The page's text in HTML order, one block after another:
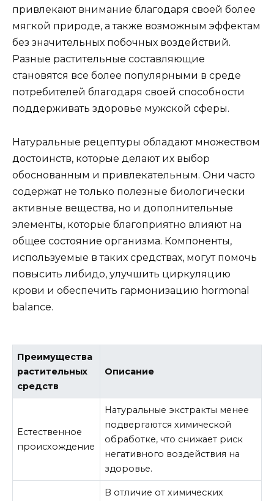
привлекают внимание благодаря своей более
мягкой природе, а также возможным эффектам
без значительных побочных воздействий.
Разные растительные составляющие
становятся все более популярными в среде
потребителей благодаря своей способности
поддерживать здоровье мужской сферы.
Натуральные рецептуры обладают множеством
достоинств, которые делают их выбор
обоснованным и привлекательным. Они часто
содержат не только полезные биологически
активные вещества, но и дополнительные
элементы, которые благоприятно влияют на
общее состояние организма. Компоненты,
используемые в таких средствах, могут помочь
повысить либидо, улучшить циркуляцию
крови и обеспечить гармонизацию hormonal
balance.
Преимущества
растительных
средств
Описание
Естественное
происхождение
Натуральные экстракты менее
подвергаются химической
обработке, что снижает риск
негативного воздействия на
здоровье.
В отличие от химических